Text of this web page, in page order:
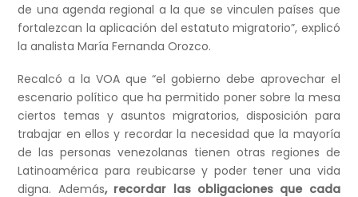
de una agenda regional a la que se vinculen países que
fortalezcan la aplicación del estatuto migratorio”, explicó
la analista María Fernanda Orozco.
Recalcó a la VOA que “el gobierno debe aprovechar el
escenario político que ha permitido poner sobre la mesa
ciertos temas y asuntos migratorios, disposición para
trabajar en ellos y recordar la necesidad que la mayoría
de las personas venezolanas tienen otras regiones de
Latinoamérica para reubicarse y poder tener una vida
digna. Además, recordar las obligaciones que cada